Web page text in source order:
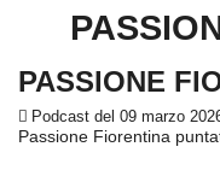
PASSIONE
Podcast del 09 marzo
Passione Fiorentina